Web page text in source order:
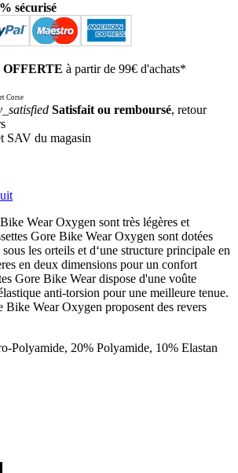
sécurisé
à partir de 99€ d'achats*
Corse
Satisfait ou remboursé, retour
SAV du magasin
Wear Oxygen sont très légères et
Gore Bike Wear Oxygen sont dotées
sous les orteils et d‘une structure principale en
en deux dimensions pour un confort
Gore Bike Wear dispose d'une voûte
anti-torsion pour une meilleure tenue.
Bike Wear Oxygen proposent des revers
Polyamide, 20% Polyamide, 10% Elastan